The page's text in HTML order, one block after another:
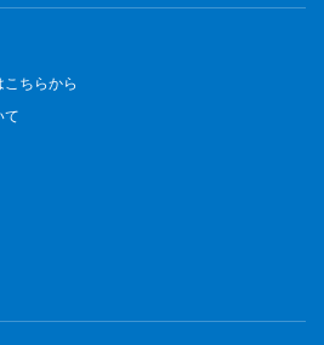
ちらから
て